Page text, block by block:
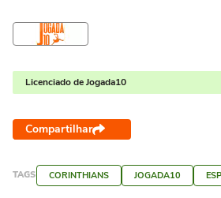
Licenciado de Jogada10
Compartilhar
TAGS CORINTHIANS JOGADA10